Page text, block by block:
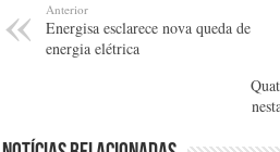
Anterior
Energisa esclarece nova queda de
energia elétrica